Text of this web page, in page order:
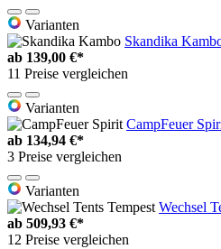
Varianten
Skandika
ab 139,00 €*
11 Preise vergleichen
Varianten
CampFeuer
ab 134,94 €*
3 Preise vergleichen
Varianten
Wechsel
ab 509,93 €*
12 Preise vergleichen